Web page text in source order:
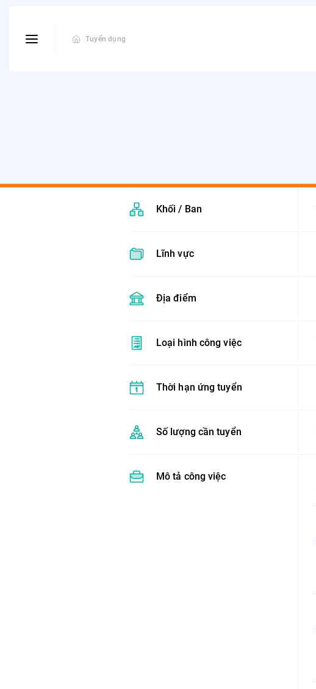
Tuyển dụng
Khối / Ban
Lĩnh vực
Địa điểm
Loại hình công việc
Thời hạn ứng tuyển
Số lượng cần tuyển
Mô tả công việc